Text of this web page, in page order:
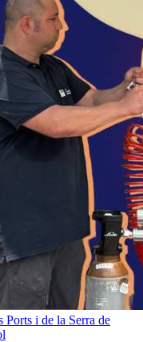
Ports i de la Serra de